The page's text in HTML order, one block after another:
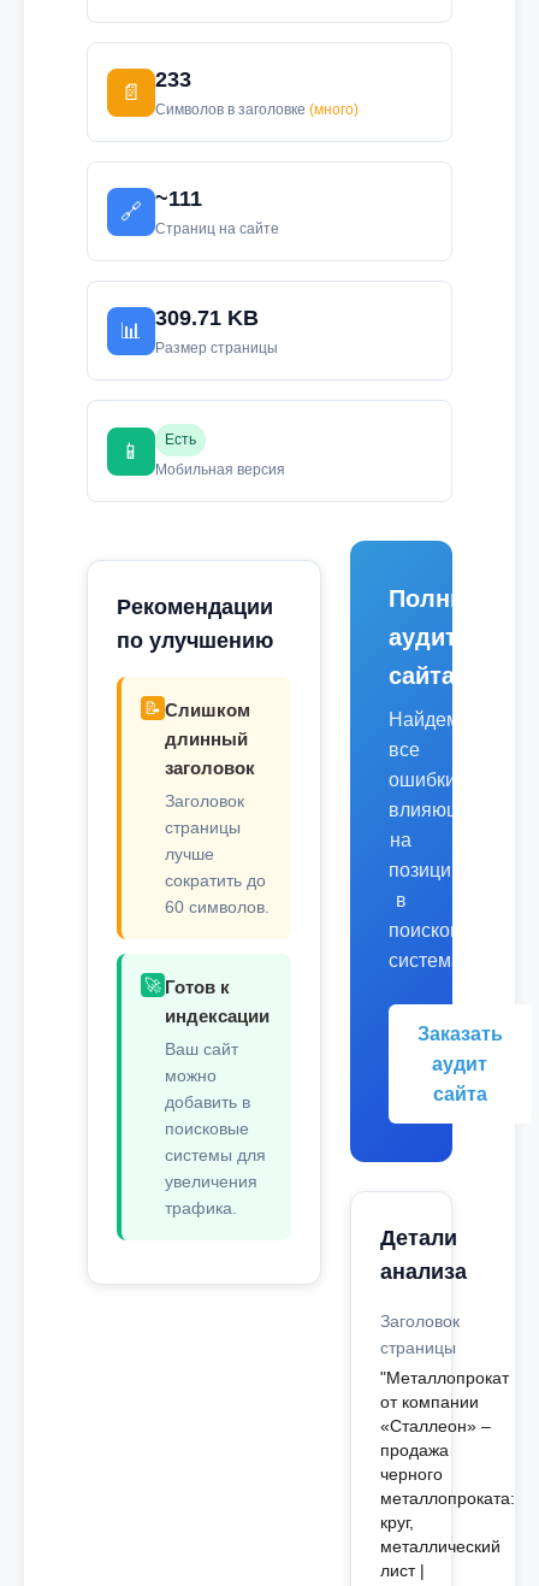
📄
233
Символов в заголовке (много)
🔗
~111
Страниц на сайте
📊
309.71 KB
Размер страницы
📱
Есть
Мобильная версия
Рекомендации
по улучшению
📝 Слишком
длинный
заголовок
Заголовок
страницы
лучше
сократить до
60 символов.
🚀 Готов к
индексации
Ваш сайт
можно
добавить в
поисковые
системы для
увеличения
трафика.
Полный
аудит
сайта
Найдем
все
ошибки,
влияющие
на
позиции
в
поисковых
системах.
Заказать
аудит
сайта
Детали
анализа
Заголовок
страницы
"Металлопрокат
от компании
«Сталлеон» –
продажа
черного
металлопроката:
круг,
металлический
лист |